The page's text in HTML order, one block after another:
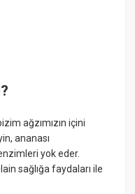
ağzımızın içini
ananası
yok eder.
sağlığa faydaları ile